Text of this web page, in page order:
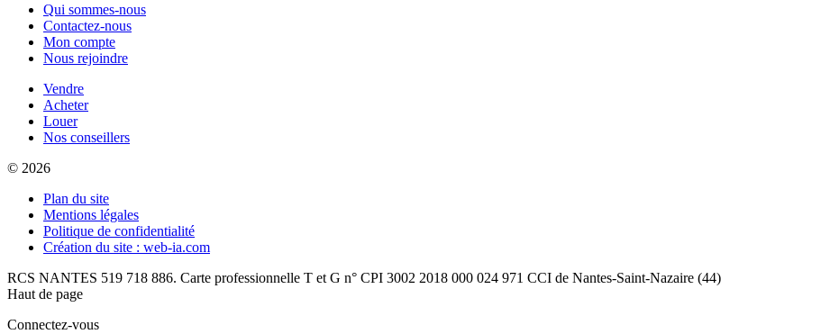
Qui sommes-nous
Contactez-nous
Mon compte
Nous rejoindre
Vendre
Acheter
Louer
Nos conseillers
© 2026
Plan du site
Mentions légales
Politique de confidentialité
Création du site : web-ia.com
RCS NANTES 519 718 886. Carte professionnelle T et G n° CPI 3002 2018 000 024 971 CCI de Nantes-Saint-Nazaire (44)
Haut de page
Connectez-vous